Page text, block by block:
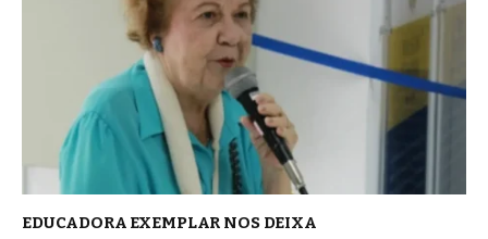
EDUCADORA EXEMPLAR NOS DEIXA